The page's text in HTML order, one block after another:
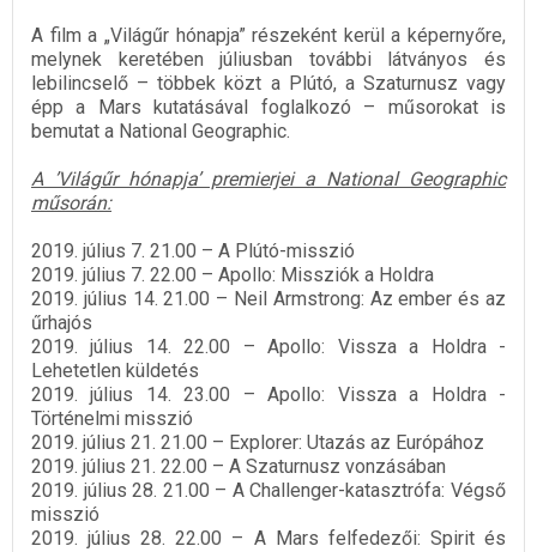
A film a „Világűr hónapja” részeként kerül a képernyőre,
melynek keretében júliusban további látványos és
lebilincselő – többek közt a Plútó, a Szaturnusz vagy
épp a Mars kutatásával foglalkozó – műsorokat is
bemutat a National Geographic.
A ’Világűr hónapja’ premierjei a National Geographic
műsorán:
2019. július 7. 21.00 – A Plútó-misszió
2019. július 7. 22.00 – Apollo: Missziók a Holdra
2019. július 14. 21.00 – Neil Armstrong: Az ember és az
űrhajós
2019. július 14. 22.00 – Apollo: Vissza a Holdra -
Lehetetlen küldetés
2019. július 14. 23.00 – Apollo: Vissza a Holdra -
Történelmi misszió
2019. július 21. 21.00 – Explorer: Utazás az Európához
2019. július 21. 22.00 – A Szaturnusz vonzásában
2019. július 28. 21.00 – A Challenger-katasztrófa: Végső
misszió
2019. július 28. 22.00 – A Mars felfedezői: Spirit és